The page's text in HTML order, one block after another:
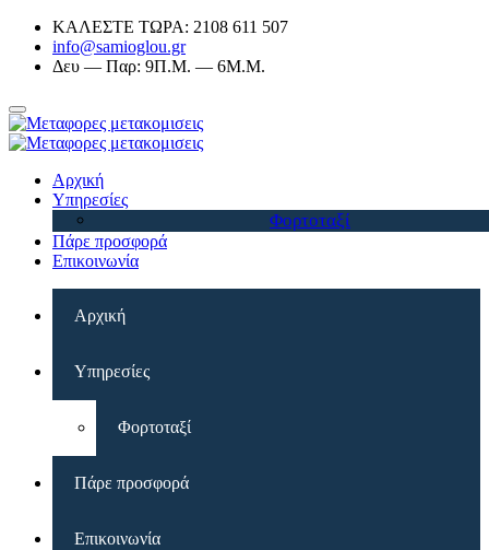
ΚΑΛΕΣΤΕ ΤΩΡΑ: 2108 611 507
info@samioglou.gr
Δευ — Παρ: 9Π.Μ. — 6Μ.Μ.
Αρχική
Υπηρεσίες
Φορτοταξί
Πάρε προσφορά
Επικοινωνία
Αρχική
Υπηρεσίες
Φορτοταξί
Πάρε προσφορά
Επικοινωνία